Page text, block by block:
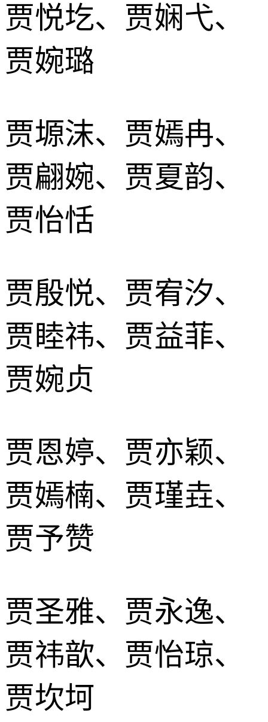
贾悦圪、贾娴弋、
贾婉璐
贾塬沫、贾嫣冉、
贾翩婉、贾夏韵、
贾怡恬
贾殷悦、贾宥汐、
贾睦祎、贾益菲、
贾婉贞
贾恩婷、贾亦颖、
贾嫣楠、贾瑾垚、
贾予赞
贾圣雅、贾永逸、
贾祎歆、贾怡琼、
贾坎坷